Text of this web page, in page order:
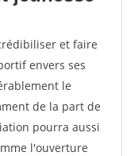
et faire
envers ses
le
de la part de
pourra aussi
l'ouverture